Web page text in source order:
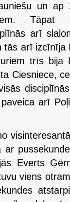
un ap
Tāpat
arī
tās arī izcīnīja
trīs bija
Ciesniece,
arī
Everts
viens